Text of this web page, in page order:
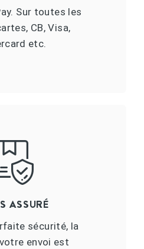
Sur toutes les
CB, Visa,
etc.
ASSURÉ
sécurité, la
envoi est